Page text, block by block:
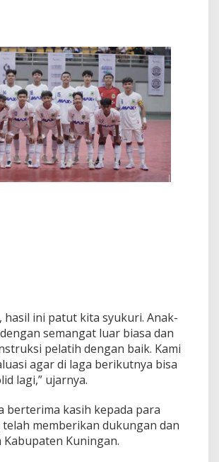
hasil ini patut kita syukuri. Anak-
semangat luar biasa dan
pelatih dengan baik. Kami
agar di laga berikutnya bisa
lagi,” ujarnya.
berterima kasih kepada para
memberikan dukungan dan
Kuningan.